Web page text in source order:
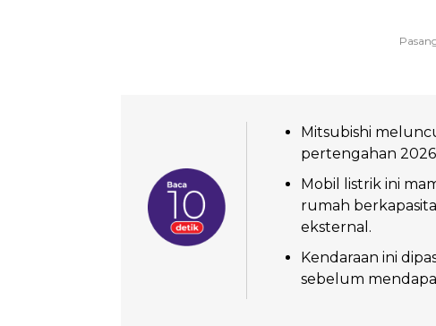
Mitsubishi
pertengahan
Mobil listrik ini
rumah
eksternal.
Kendaraan ini
sebelum